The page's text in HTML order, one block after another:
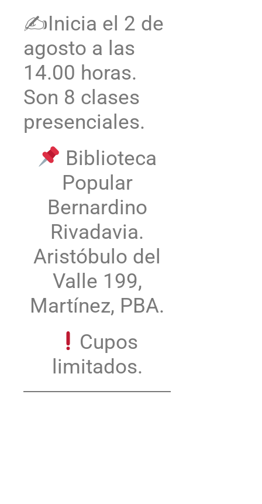
✍️Inicia el 2 de
agosto a las
14.00 horas.
Son 8 clases
presenciales.
Biblioteca
Popular
Bernardino
Rivadavia.
Aristóbulo del
Valle 199,
Martínez, PBA.
Cupos
limitados.